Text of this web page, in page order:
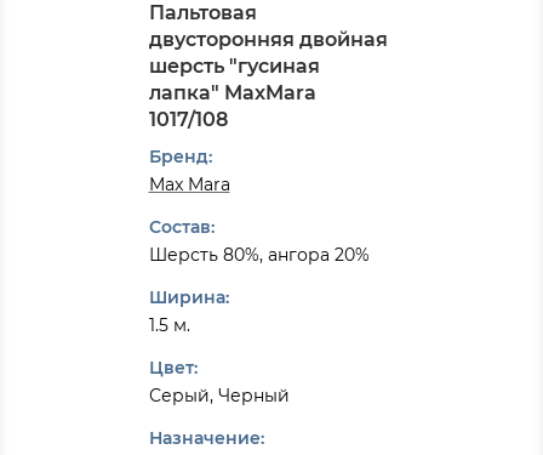
Пальтовая
двусторонняя двойная
шерсть "гусиная
лапка" MaxMara
1017/108
Бренд:
Max Mara
Состав:
Шерсть 80%, ангора 20%
Ширина:
1.5 м.
Цвет:
Серый, Черный
Назначение: